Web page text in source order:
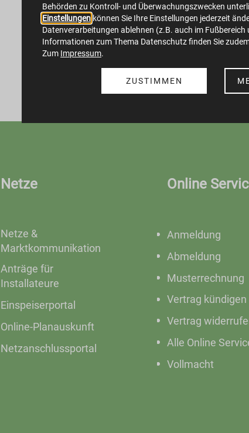
Behörden zu Kontroll- und Überwachungszwecken
Einstellungen können Sie Ihre Einstellungen jederzeit
Datenverarbeitungen ablehnen (z.B. auch im Fußbereich
Informationen zum Thema Datenschutz finden Sie
Zum Impressum.
ZUSTIMMEN
gasspartipps-social-
image/jpeg 1076x935
Netze
Netze &
Marktkommunikation
Anträge für
Installateure
Einspeiserportal
Online-Planauskunft
Netzanschlussportal
Online
Anmeldung
Abmeldung
Musterrechnung
Vertrag kündigen
Vertrag
Alle Online
Vollmacht